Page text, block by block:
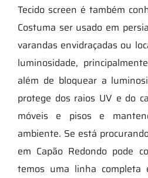
Tecido screen é também
Costuma ser usado em
varandas envidraçadas ou
luminosidade,
além de bloquear a
protege dos raios UV e do
móveis e pisos e
ambiente. Se está
em Capão Redondo pode
temos uma linha completa